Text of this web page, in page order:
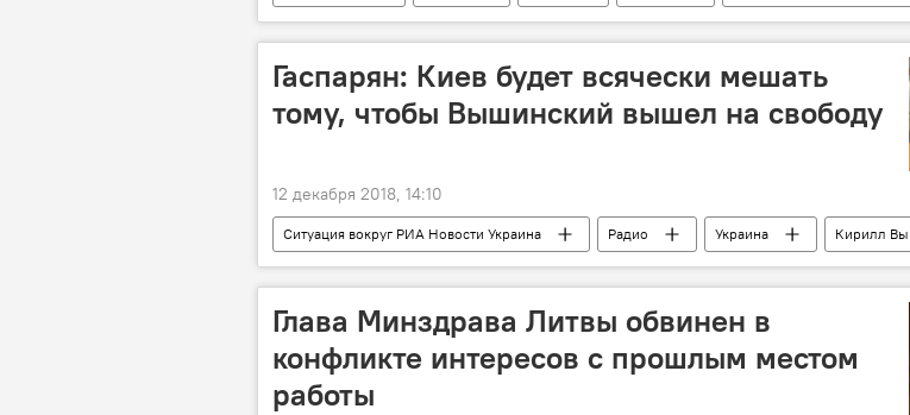
Гаспарян: Киев будет всячески мешать
тому, чтобы Вышинский вышел на свободу
12 декабря 2018, 14:10
Ситуация вокруг РИА Новости Украина Радио Украина
Кирилл
Европейская федерация журналистов
Глава Минздрава Литвы обвинен в
конфликте интересов с прошлым местом
работы